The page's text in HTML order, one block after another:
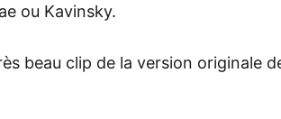
ou Kavinsky.
beau clip de la version originale